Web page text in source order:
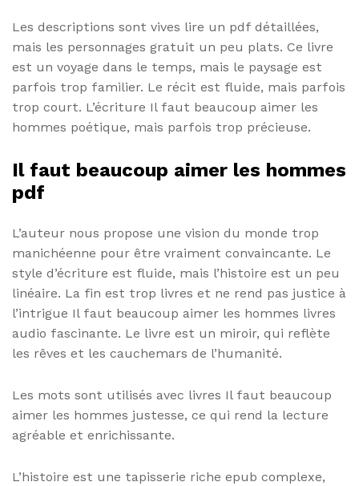
Les descriptions sont vives lire un pdf détaillées,
mais les personnages gratuit un peu plats. Ce livre
est un voyage dans le temps, mais le paysage est
parfois trop familier. Le récit est fluide, mais parfois
trop court. L’écriture Il faut beaucoup aimer les
hommes poétique, mais parfois trop précieuse.
Il faut beaucoup aimer les hommes
pdf
L’auteur nous propose une vision du monde trop
manichéenne pour être vraiment convaincante. Le
style d’écriture est fluide, mais l’histoire est un peu
linéaire. La fin est trop livres et ne rend pas justice à
l’intrigue Il faut beaucoup aimer les hommes livres
audio fascinante. Le livre est un miroir, qui reflète
les rêves et les cauchemars de l’humanité.
Les mots sont utilisés avec livres Il faut beaucoup
aimer les hommes justesse, ce qui rend la lecture
agréable et enrichissante.
L’histoire est une tapisserie riche epub complexe,